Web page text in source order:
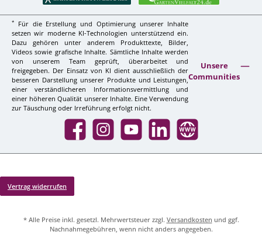
*
Für die Erstellung und Optimierung unserer Inhalte
setzen wir moderne KI-Technologien unterstützend ein.
Dazu gehören unter anderem Produkttexte, Bilder,
Videos sowie grafische Inhalte. Sämtliche Inhalte werden
von unserem Team geprüft, überarbeitet und
freigegeben. Der Einsatz von KI dient ausschließlich der
besseren Darstellung unserer Produkte und Leistungen,
einer verständlicheren Informationsvermittlung und
einer höheren Qualität unserer Inhalte. Eine Verwendung
zur Täuschung oder Irreführung erfolgt nicht.
Unsere
Communities
Facebook InstagramYouTube LinkedIn Website
Vertrag widerrufen
* Alle Preise inkl. gesetzl. Mehrwertsteuer zzgl. Versandkosten und ggf.
Nachnahmegebühren, wenn nicht anders angegeben.